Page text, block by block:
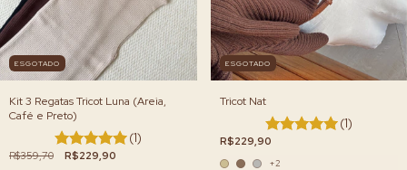
ESGOTADO
Kit 3 Regatas Tricot Luna (Areia,
Café e Preto)
(1)
R$359,70 R$229,90
ESGOTADO
Tricot Nat
(1)
R$229,90
+2